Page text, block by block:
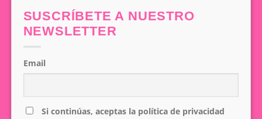
SUSCRÍBETE A NUESTRO
NEWSLETTER
Email
Si continúas, aceptas la política de privacidad